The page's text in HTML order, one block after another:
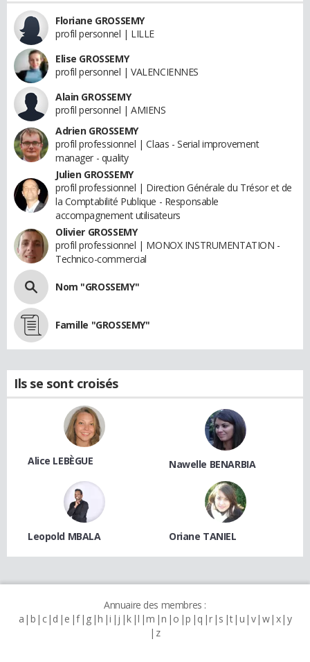
Floriane GROSSEMY
profil personnel | LILLE
Elise GROSSEMY
profil personnel | VALENCIENNES
Alain GROSSEMY
profil personnel | AMIENS
Adrien GROSSEMY
profil professionnel | Claas - Serial improvement
manager - quality
Julien GROSSEMY
profil professionnel | Direction Générale du Trésor et de
la Comptabilité Publique - Responsable
accompagnement utilisateurs
Olivier GROSSEMY
profil professionnel | MONOX INSTRUMENTATION -
Technico-commercial
Nom "GROSSEMY"
Famille "GROSSEMY"
Ils se sont croisés
Alice LEBÈGUE Nawelle BENARBIA
Leopold MBALA Oriane TANIEL
Annuaire des membres :
a b c d e f g h i j k l m n o p q r s t u v w x y
z